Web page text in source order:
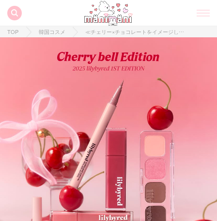
TOP 韓国コスメ ≪チェリー×チョコレートをイメージしたアイテム♡≫韓国コスメ「lilybyred」から“Cherry bell Edition”が登場！